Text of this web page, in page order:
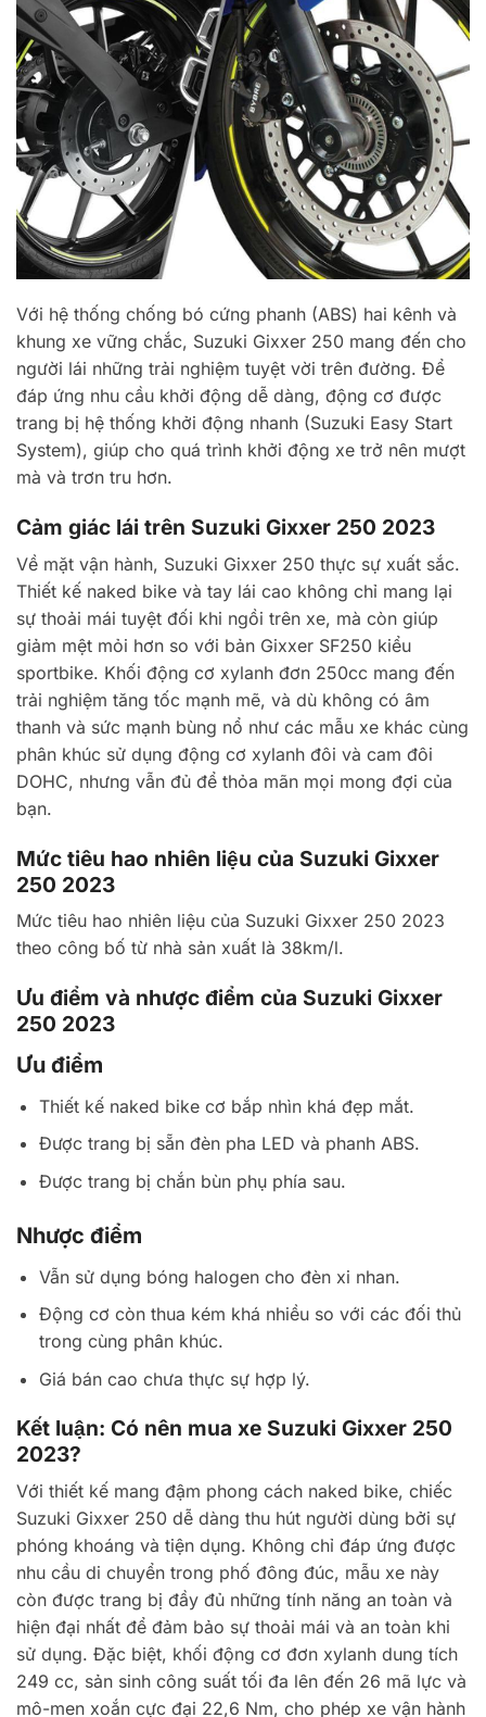
Với hệ thống chống bó cứng phanh (ABS) hai kênh và
khung xe vững chắc, Suzuki Gixxer 250 mang đến cho
người lái những trải nghiệm tuyệt vời trên đường. Để
đáp ứng nhu cầu khởi động dễ dàng, động cơ được
trang bị hệ thống khởi động nhanh (Suzuki Easy Start
System), giúp cho quá trình khởi động xe trở nên mượt
mà và trơn tru hơn.
Cảm giác lái trên Suzuki Gixxer 250 2023
Về mặt vận hành, Suzuki Gixxer 250 thực sự xuất sắc.
Thiết kế naked bike và tay lái cao không chỉ mang lại
sự thoải mái tuyệt đối khi ngồi trên xe, mà còn giúp
giảm mệt mỏi hơn so với bản Gixxer SF250 kiểu
sportbike. Khối động cơ xylanh đơn 250cc mang đến
trải nghiệm tăng tốc mạnh mẽ, và dù không có âm
thanh và sức mạnh bùng nổ như các mẫu xe khác cùng
phân khúc sử dụng động cơ xylanh đôi và cam đôi
DOHC, nhưng vẫn đủ để thỏa mãn mọi mong đợi của
bạn.
Mức tiêu hao nhiên liệu của Suzuki Gixxer
250 2023
Mức tiêu hao nhiên liệu của Suzuki Gixxer 250 2023
theo công bố từ nhà sản xuất là 38km/l.
Ưu điểm và nhược điểm của Suzuki Gixxer
250 2023
Ưu điểm
Thiết kế naked bike cơ bắp nhìn khá đẹp mắt.
Được trang bị sẵn đèn pha LED và phanh ABS.
Được trang bị chắn bùn phụ phía sau.
Nhược điểm
Vẫn sử dụng bóng halogen cho đèn xi nhan.
Động cơ còn thua kém khá nhiều so với các đối thủ
trong cùng phân khúc.
Giá bán cao chưa thực sự hợp lý.
Kết luận: Có nên mua xe Suzuki Gixxer 250
2023?
Với thiết kế mang đậm phong cách naked bike, chiếc
Suzuki Gixxer 250 dễ dàng thu hút người dùng bởi sự
phóng khoáng và tiện dụng. Không chỉ đáp ứng được
nhu cầu di chuyển trong phố đông đúc, mẫu xe này
còn được trang bị đầy đủ những tính năng an toàn và
hiện đại nhất để đảm bảo sự thoải mái và an toàn khi
sử dụng. Đặc biệt, khối động cơ đơn xylanh dung tích
249 cc, sản sinh công suất tối đa lên đến 26 mã lực và
mô-men xoắn cực đại 22,6 Nm, cho phép xe vận hành